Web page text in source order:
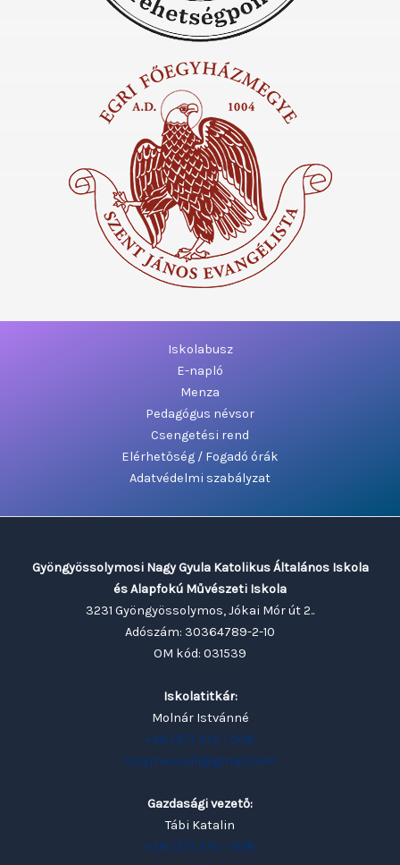
Iskolabusz
E-napló
Menza
Pedagógus névsor
Csengetési rend
Elérhetőség / Fogadó órák
Adatvédelmi szabályzat
Gyöngyössolymosi Nagy Gyula Katolikus Általános Iskola
és Alapfokú Művészeti Iskola
3231 Gyöngyössolymos, Jókai Mór út 2..
Adószám: 30364789-2-10
OM kód: 031539
Iskolatitkár:
Molnár Istvánné
+36 (37) 370 - 008
solymosisuli@gmail.com
Gazdasági vezető:
Tábi Katalin
+36 (37) 370 - 008